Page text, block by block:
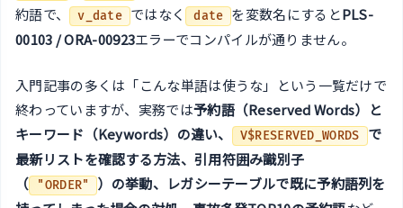
約語で、 v_date ではなく date を変数名にするとPLS-
00103 / ORA-00923エラーでコンパイルが通りません。
入門記事の多くは「こんな単語は使うな」という一覧だけで
終わっていますが、実務では予約語（Reserved Words）と
キーワード（Keywords）の違い、
V$RESERVED_WORDS で
最新リストを確認する方法、引用符囲み識別子
（
"ORDER"
）の挙動、レガシーテーブルで既に予約語列を